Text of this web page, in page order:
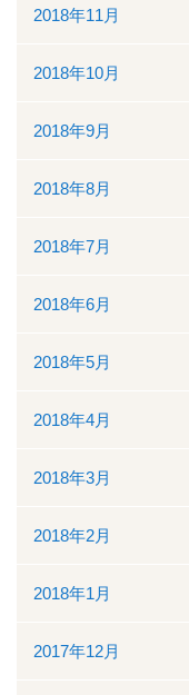
2018年11月
2018年10月
2018年9月
2018年8月
2018年7月
2018年6月
2018年5月
2018年4月
2018年3月
2018年2月
2018年1月
2017年12月